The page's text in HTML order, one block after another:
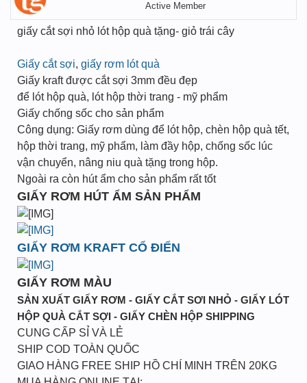
Active Member
giấy cắt sợi nhỏ lót hộp quà tặng- giỏ trái cây
Giấy cắt sợi, giấy rơm lót quà
Giấy kraft được cắt sợi 3mm đều đẹp
để lót hộp quà, lót hộp thời trang - mỹ phẩm
Giấy chống sốc cho sản phẩm
Công dụng: Giấy rơm dùng để lót hộp, chèn hộp quà tết,
hộp thời trang, mỹ phẩm, làm đầy hộp, chống sốc lúc
vận chuyển, nâng niu quà tặng trong hộp.
Ngoài ra còn hút ẩm cho sản phẩm rất tốt
GIẤY RƠM HÚT ẨM SẢN PHẨM
GIẤY RƠM KRAFT CỔ ĐIỂN
GIẤY RƠM MÀU
SẢN XUẤT GIẤY RƠM - GIẤY CẮT SƠI NHỎ - GIẤY LÓT
HỘP QUÀ CẮT SỢI - GIẤY CHÈN HỘP SHIPPING
CUNG CẤP SỈ VÀ LẺ
SHIP COD TOÀN QUỐC
GIAO HÀNG FREE SHIP HỒ CHÍ MINH TRÊN 20KG